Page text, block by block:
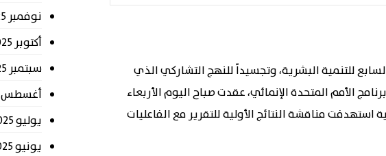
للتنمية البشرية، وتجسيداً للنهج التشاركي الذي
الأمم المتحدة الإنمائي، عقدت صباح اليوم الأربعاء
مناقشة النتائج الأولية للتقرير مع الفاعليات
نوفمبر 2025
أكتوبر 2025
سبتمبر 2025
أغسطس 2025
يوليو 2025
يونيو 2025